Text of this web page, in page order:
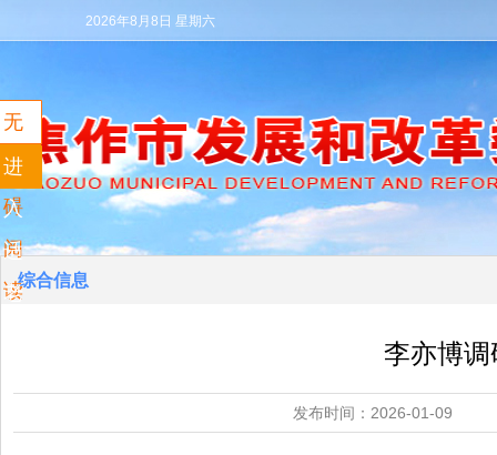
2026年8月8日 星期六
无
障
碍
阅
读
进
入
适
老
综合信息
李亦博
发布时间：2026-